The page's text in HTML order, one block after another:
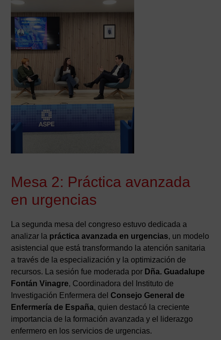
Mesa 2: Práctica avanzada
en urgencias
La segunda mesa del congreso estuvo dedicada a
analizar la práctica avanzada en urgencias, un modelo
asistencial que está transformando la atención sanitaria
a través de la especialización y la optimización de
recursos. La sesión fue moderada por Dña. Guadalupe
Fontán Vinagre, Coordinadora del Instituto de
Investigación Enfermera delConsejo General de
Enfermería de España, quien destacó la creciente
importancia de la formación avanzada y el liderazgo
enfermero en los servicios de urgencias.